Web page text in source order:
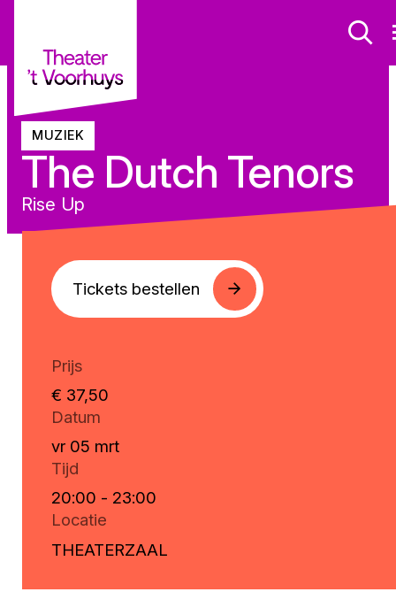
The Dutch Tenors
Rise Up
MUZIEK
Tickets bestellen
Prijs
€ 37,50
Datum
vr 05 mrt
Tijd
20:00 - 23:00
Locatie
THEATERZAAL